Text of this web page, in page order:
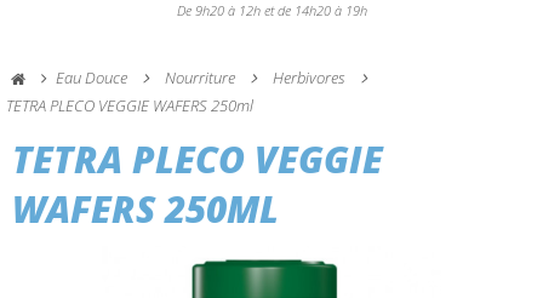
De 9h20 à 12h et de 14h20 à 19h
Eau Douce Nourriture
Herbivores
TETRA PLECO VEGGIE WAFERS 250ml
TETRA PLECO VEGGIE
WAFERS 250ML